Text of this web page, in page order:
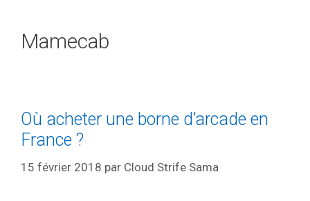
Mamecab
Où acheter une borne d’arcade en
France ?
15 février 2018 par Cloud Strife Sama